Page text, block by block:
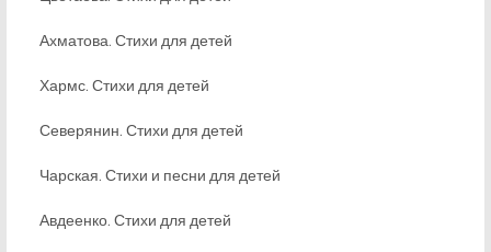
Ахматова. Стихи для детей
Хармс. Стихи для детей
Северянин. Стихи для детей
Чарская. Стихи и песни для детей
Авдеенко. Стихи для детей